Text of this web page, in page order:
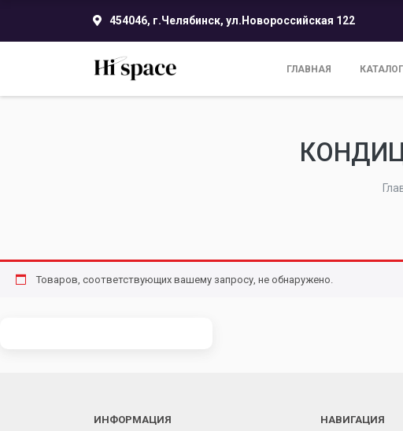
454046, г.Челябинск, ул.Новороссийская 122
ГЛАВНАЯ КАТАЛОГ
Товаров, соответствующих вашему запросу, не обнаружено.
ИНФОРМАЦИЯ НАВИГАЦИЯ